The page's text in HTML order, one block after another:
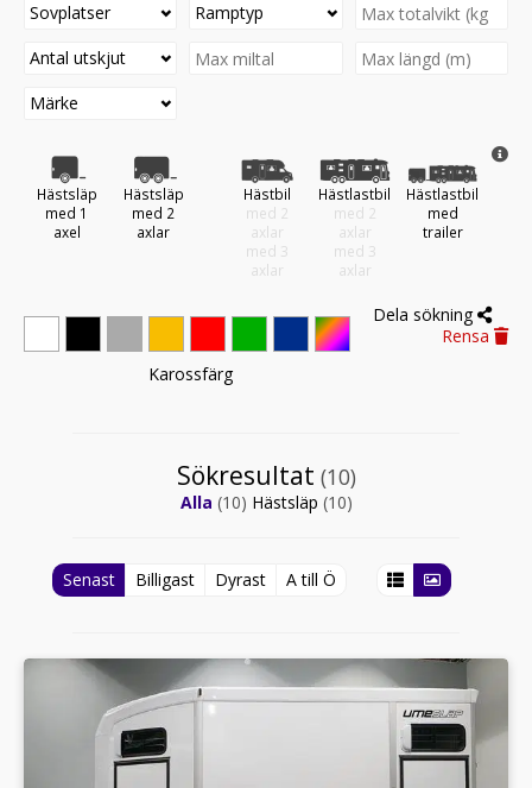
Sovplatser
Antal utskjut
Ramptyp
Märke
Hästsläp
med 1
axel
Hästsläp
med 2
axlar
Hästbil
med 2
axlar
med 3
axlar
Hästlastbil
med 2
axlar
med 3
axlar
Hästlastbil
med
trailer
Karossfärg
Dela sökning
Rensa
Sökresultat (10)
Alla (10) Hästsläp (10)
Senast Billigast Dyrast A till Ö